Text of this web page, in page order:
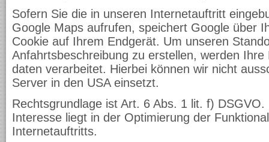
Sofern Sie die in unseren Internetauftritt
Google Maps aufrufen, speichert Google über
Cookie auf Ihrem Endgerät. Um unseren
Anfahrtsbeschreibung zu erstellen, werden
daten verarbeitet. Hierbei können wir nicht
Server in den USA einsetzt.
Rechtsgrundlage ist Art. 6 Abs. 1 lit. f)
Interesse liegt in der Optimierung der
Internetauftritts.